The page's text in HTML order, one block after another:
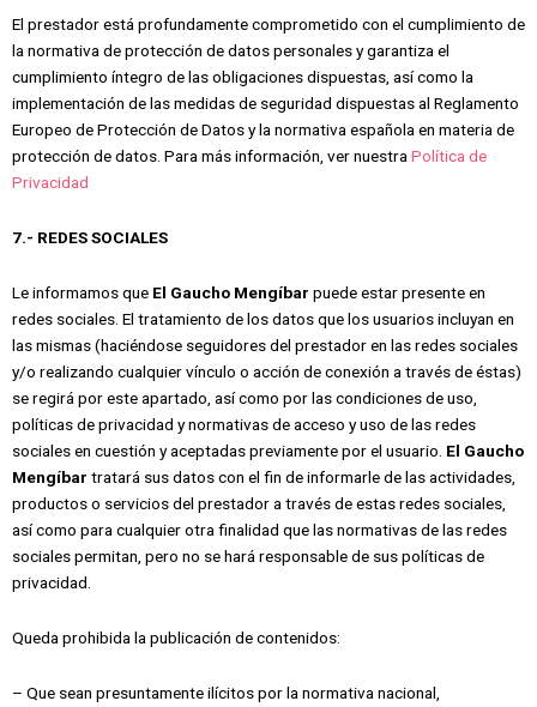
El prestador está profundamente comprometido con el cumplimiento de
la normativa de protección de datos personales y garantiza el
cumplimiento íntegro de las obligaciones dispuestas, así como la
implementación de las medidas de seguridad dispuestas al Reglamento
Europeo de Protección de Datos y la normativa española en materia de
protección de datos. Para más información, ver nuestra Política de
Privacidad
7.- REDES SOCIALES
Le informamos que El Gaucho Mengíbar puede estar presente en
redes sociales. El tratamiento de los datos que los usuarios incluyan en
las mismas (haciéndose seguidores del prestador en las redes sociales
y/o realizando cualquier vínculo o acción de conexión a través de éstas)
se regirá por este apartado, así como por las condiciones de uso,
políticas de privacidad y normativas de acceso y uso de las redes
sociales en cuestión y aceptadas previamente por el usuario. El Gaucho
Mengíbar tratará sus datos con el fin de informarle de las actividades,
productos o servicios del prestador a través de estas redes sociales,
así como para cualquier otra finalidad que las normativas de las redes
sociales permitan, pero no se hará responsable de sus políticas de
privacidad.
Queda prohibida la publicación de contenidos:
– Que sean presuntamente ilícitos por la normativa nacional,